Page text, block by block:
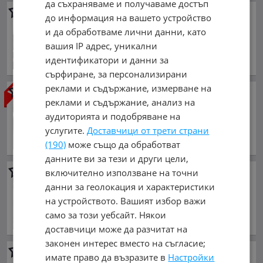
ВАРНА КАР РЕНТАЛ отдава
автомобили под наем във
Варна от 15 до 75 евро
обл. Варна, гр. Варна
Рент а Кар-Автомобили под
Наем-Враца-Rent a Car-
Vratsa
обл. Враца, гр. Враца
Автомобил със шофьор под
наем. Транспорт/превоз на
достъпни цени !
обл. София, гр. София
Шофьор под наем с Ваш или
да съхраняваме и получаваме достъп
до информация на вашето устройство
и да обработваме лични данни, като
вашия IP адрес, уникални
идентификатори и данни за
сърфиране, за персонализирани
реклами и съдържание, измерване на
реклами и съдържание, анализ на
аудиторията и подобряване на
услугите.Доставчици от трети страни
(190) може също да обработват
данните ви за тези и други цели,
включително използване на точни
данни за геолокация и характеристики
на устройството. Вашият избор важи
само за този уебсайт. Някои
доставчици може да разчитат на
законен интерес вместо на съгласие;
имате право да възразите в Настройки